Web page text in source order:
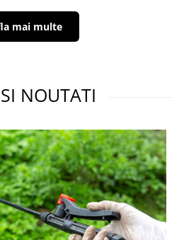
mai multe
NOUTATI